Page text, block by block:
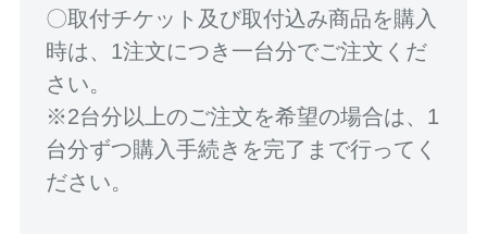
〇取付チケット及び取付込み商品を購入
時は、1注文につき一台分でご注文くだ
さい。
※2台分以上のご注文を希望の場合は、1
台分ずつ購入手続きを完了まで行ってく
ださい。